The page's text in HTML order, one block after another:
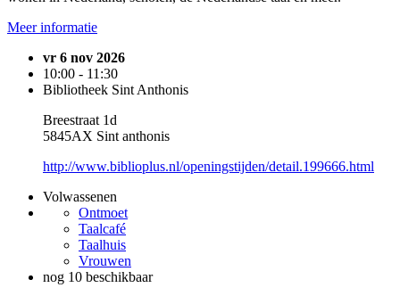
Meer informatie
vr 6 nov 2026
10:00 - 11:30
Bibliotheek Sint Anthonis
Breestraat 1d
5845AX Sint anthonis
http://www.biblioplus.nl/openingstijden/detail.199666.html
Volwassenen
Ontmoet
Taalcafé
Taalhuis
Vrouwen
nog 10 beschikbaar